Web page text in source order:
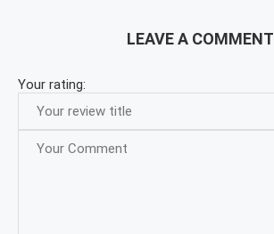
LEAVE A COMMENT
Your rating: